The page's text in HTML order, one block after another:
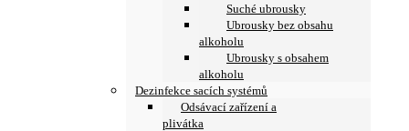
Suché ubrousky
Ubrousky bez obsahu
alkoholu
Ubrousky s obsahem
alkoholu
Dezinfekce sacích systémů
Odsávací zařízení a
plivátka